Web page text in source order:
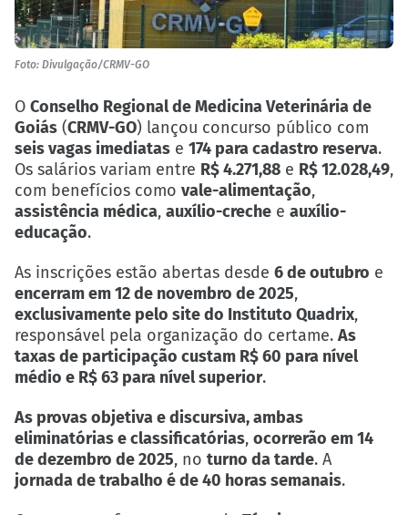
Foto: Divulgação/CRMV-GO
O Conselho Regional de Medicina Veterinária de
Goiás (CRMV-GO) lançou concurso público com
seis vagas imediatas e 174 para cadastro reserva.
Os salários variam entre R$ 4.271,88 e R$ 12.028,49,
com benefícios como vale-alimentação,
assistência médica, auxílio-creche e auxílio-
educação.
As inscrições estão abertas desde 6 de outubro e
encerram em 12 de novembro de 2025,
exclusivamente pelo site do Instituto Quadrix,
responsável pela organização do certame. As
taxas de participação custam R$ 60 para nível
médio e R$ 63 para nível superior.
As provas objetiva e discursiva, ambas
eliminatórias e classificatórias, ocorrerão em 14
de dezembro de 2025, no turno da tarde. A
jornada de trabalho é de 40 horas semanais.